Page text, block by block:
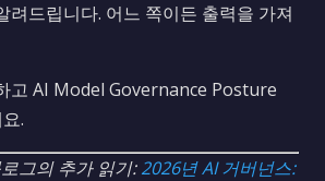
려드립니다. 어느 쪽이든 출력을 가져
고 AI Model Governance Posture
.
그의 추가 읽기:2026년 AI 거버넌스: